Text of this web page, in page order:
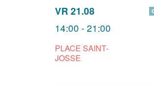
VR 21.08
14:00 - 21:00
PLACE SAINT-
JOSSE